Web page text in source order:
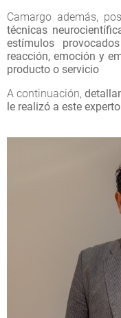
Camargo además,
técnicas
estímulos
provocados
reacción, emoción y
producto o servicio
A continuación,
le realizó a este